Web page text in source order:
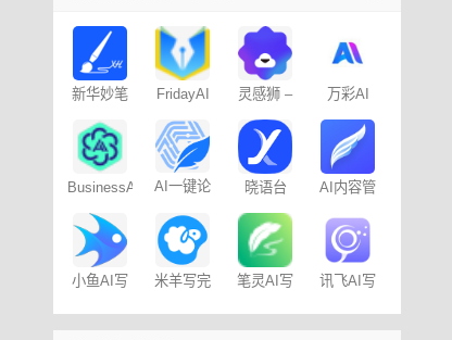
新华妙笔
FridayAI
灵感狮 –
作
万彩AI
BusinessAI
AI一键论
AIPaperPass
晓语台
AI内容管
100篇
小鱼AI写
米羊写完
笔灵AI写
讯飞AI写